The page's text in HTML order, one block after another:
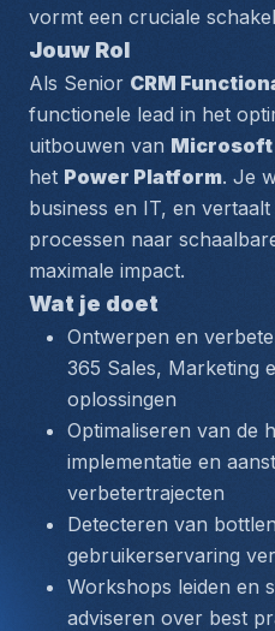
vormt een cruciale
Jouw Rol
Als Senior CRM
functionele lead in het
uitbouwen van Microsoft
het Power Platform. Je
business en IT, en
processen naar
maximale impact.
Wat je doet
Ontwerpen en
365 Sales, Marketing
oplossingen
Optimaliseren van de
implementatie en
verbetertrajecten
Detecteren van
gebruikerservaring
Workshops leiden en
adviseren over best